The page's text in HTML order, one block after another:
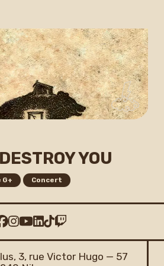
YOU
Concert
3, rue Victor Hugo — 57